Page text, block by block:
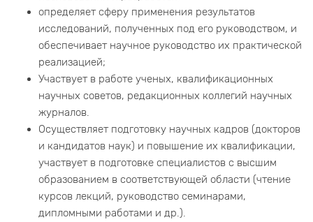
определяет сферу применения результатов
исследований, полученных под его руководством, и
обеспечивает научное руководство их практической
реализацией;
Участвует в работе ученых, квалификационных
научных советов, редакционных коллегий научных
журналов.
Осуществляет подготовку научных кадров (докторов
и кандидатов наук) и повышение их квалификации,
участвует в подготовке специалистов с высшим
образованием в соответствующей области (чтение
курсов лекций, руководство семинарами,
дипломными работами и др.).